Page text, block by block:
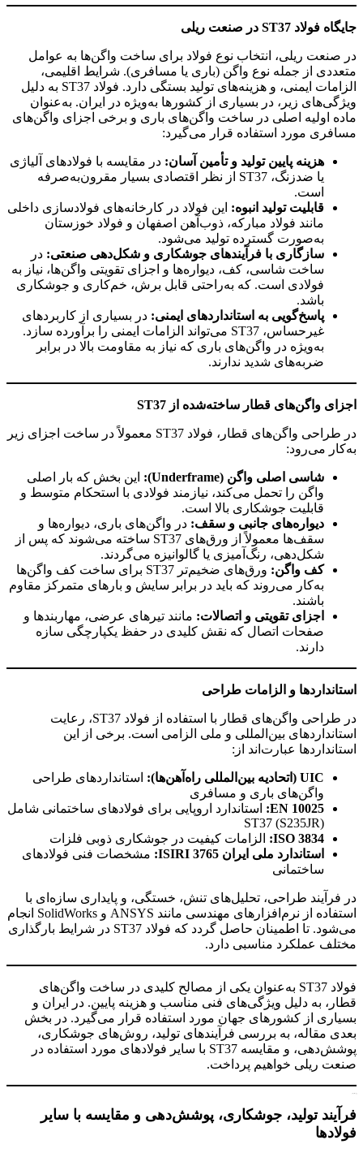
جایگاه فولاد در صنعت ریلی
در صنعت ریلی، انتخاب نوع فولاد برای ساخت واگن‌ها به عوامل
متعددی از جمله نوع واگن (باری یا مسافری). شرایط اقلیمی،
الزامات ایمنی، و هزینه‌های تولید بستگی دارد. فولاد ST37 به دلیل
ویژگی‌های زیر، در بسیاری از کشورها به‌ویژه در ایران. به‌عنوان
ماده اولیه اصلی در ساخت واگن‌های باری و برخی اجزای واگن‌های
مسافری مورد استفاده قرار می‌گیرد:
هزینه پایین تولید و تأمین آسان: در مقایسه با فولادهای آلیاژی
یا ضدزنگ، ST37 از نظر اقتصادی بسیار مقرون‌به‌صرفه
است.
قابلیت تولید انبوه: این فولاد در کارخانه‌های فولادسازی داخلی
مانند فولاد مبارکه، ذوب‌آهن اصفهان و فولاد خوزستان
به‌صورت گسترده تولید می‌شود.
سازگاری با فرآیندهای جوشکاری و شکل‌دهی صنعتی: در
ساخت شاسی، کف، دیواره‌ها و اجزای تقویتی واگن‌ها، نیاز به
فولادی است. که به‌راحتی قابل برش، خم‌کاری و جوشکاری
باشد.
پاسخ‌گویی به استانداردهای ایمنی: در بسیاری از کاربردهای
غیرحساس، ST37 می‌تواند الزامات ایمنی را برآورده سازد.
به‌ویژه در واگن‌های باری که نیاز به مقاومت بالا در برابر
ضربه‌های شدید ندارند.
اجزای واگن‌های قطار ساخته‌شده از
در طراحی واگن‌های قطار، فولاد ST37 معمولاً در ساخت اجزای زیر
به‌کار می‌رود:
شاسی اصلی واگن (Underframe):
این بخش که بار اصلی
واگن را تحمل می‌کند، نیازمند فولادی با استحکام متوسط و
قابلیت جوشکاری بالا است.
دیواره‌های جانبی و سقف: در واگن‌های باری، دیواره‌ها و
سقف‌ها معمولاً از ورق‌های ST37 ساخته می‌شوند که پس از
شکل‌دهی، رنگ‌آمیزی یا گالوانیزه می‌گردند.
کف واگن:
ورق‌های ضخیم‌تر ST37 برای ساخت کف واگن‌ها
به‌کار می‌روند که باید در برابر سایش و بارهای متمرکز مقاوم
باشند.
اجزای تقویتی و اتصالات: مانند تیرهای عرضی، مهاربندها و
صفحات اتصال که نقش کلیدی در حفظ یکپارچگی سازه
دارند.
استانداردها و الزامات طراحی
در طراحی واگن‌های قطار با استفاده از فولاد ST37، رعایت
استانداردهای بین‌المللی و ملی الزامی است. برخی از این
استانداردها عبارت‌اند از:
UIC ( اتحادیه بین‌المللی راه‌آهن‌ها): استانداردهای طراحی
واگن‌های باری و مسافری
EN 10025:
استاندارد اروپایی برای فولادهای ساختمانی شامل
ST37 (S235JR)
ISO 3834:
الزامات کیفیت در جوشکاری ذوبی فلزات
استاندارد ملی ایران
مشخصات فنی فولادهای
ساختمانی
در فرآیند طراحی، تحلیل‌های تنش، خستگی، و پایداری سازه‌ای با
استفاده از نرم‌افزارهای مهندسی مانند ANSYS و SolidWorks انجام
می‌شود. تا اطمینان حاصل گردد که فولاد ST37 در شرایط بارگذاری
مختلف عملکرد مناسبی دارد.
فولاد ST37 به‌عنوان یکی از مصالح کلیدی در ساخت واگن‌های
قطار، به دلیل ویژگی‌های فنی مناسب و هزینه پایین. در ایران و
بسیاری از کشورهای جهان مورد استفاده قرار می‌گیرد. در بخش
بعدی مقاله، به بررسی فرآیندهای تولید، روش‌های جوشکاری،
پوشش‌دهی، و مقایسه ST37 با سایر فولادهای مورد استفاده در
صنعت ریلی خواهیم پرداخت.
فرآیند تولید، جوشکاری، پوشش‌دهی و مقایسه با سایر
فولادها